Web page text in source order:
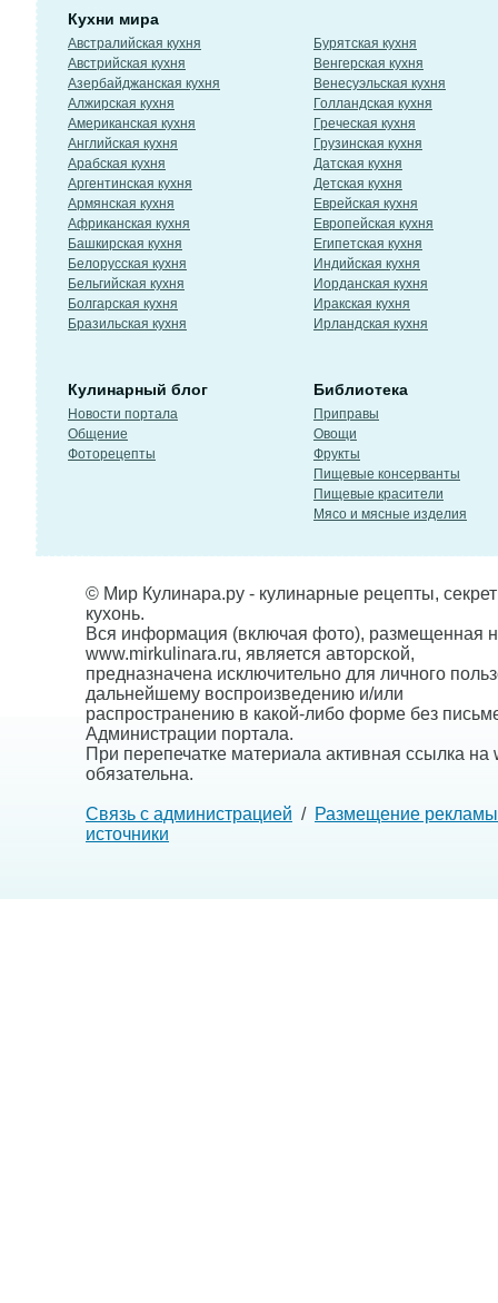
Кухни мира
Австралийская кухня
Австрийская кухня
Азербайджанская кухня
Алжирская кухня
Американская кухня
Английская кухня
Арабская кухня
Аргентинская кухня
Армянская кухня
Африканская кухня
Башкирская кухня
Белорусская кухня
Бельгийская кухня
Болгарская кухня
Бразильская кухня
Бурятская кухня
Венгерская кухня
Венесуэльская кухня
Голландская кухня
Греческая кухня
Грузинская кухня
Датская кухня
Детская кухня
Еврейская кухня
Европейская кухня
Египетская кухня
Индийская кухня
Иорданская кухня
Иракская кухня
Ирландская кухня
Кулинарный блог
Новости портала
Общение
Фоторецепты
Библиотека
Приправы
Овощи
Фрукты
Пищевые консерванты
Пищевые красители
Мясо и мясные изделия
© Мир Кулинара.ру - кулинарные рецепты,
кухонь.
Вся информация (включая фото), размещенная
www.mirkulinara.ru, является авторской,
предназначена исключительно для личного
дальнейшему воспроизведению и/или
распространению в какой-либо форме без
Администрации портала.
При перепечатке материала активная ссылка на
обязательна.
Связь с администрацией / Размещение рекламы
источники